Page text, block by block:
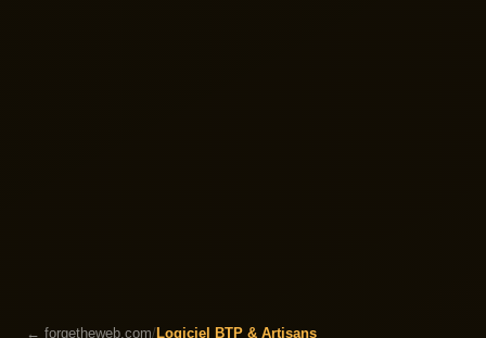
← forgetheweb.com/Logiciel BTP & Artisans